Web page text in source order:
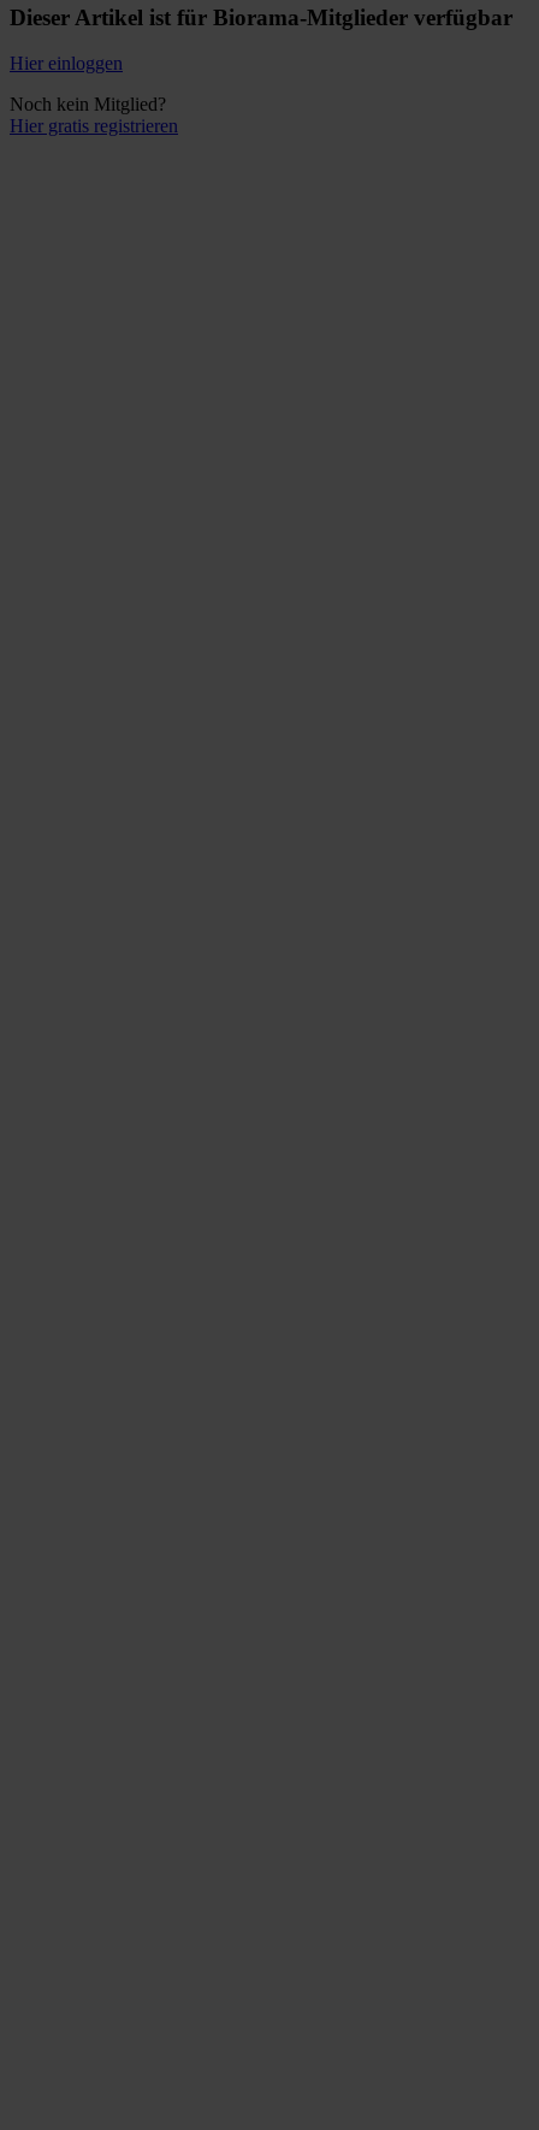
Dieser Artikel ist für Biorama-Mitglieder verfügbar
Hier einloggen
Noch kein Mitglied?
Hier gratis registrieren